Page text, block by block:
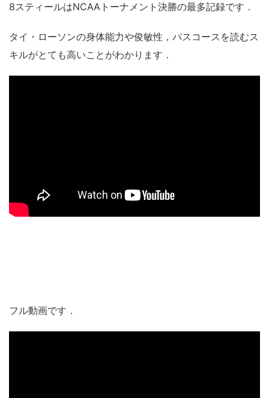
8スティールはNCAAトーナメント決勝の最多記録です．
タイ・ローソンの身体能力や俊敏性，パスコースを読むス
キルがとても高いことがわかります．
フル動画です．